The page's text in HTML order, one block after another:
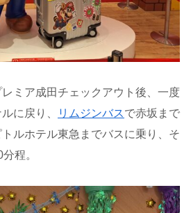
ミア成田チェックアウト後、一度
に戻り、
リムジンバスで赤坂まで
ルホテル東急までバスに乗り、そ
程。